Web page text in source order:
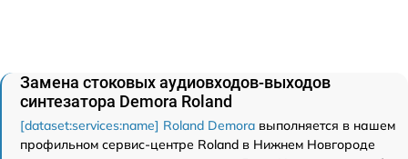
Замена стоковых аудиовходов-выходов
синтезатора Demora Roland
[dataset:services:name] Roland Demora выполняется в нашем
профильном сервис-центре Roland в Нижнем Новгороде